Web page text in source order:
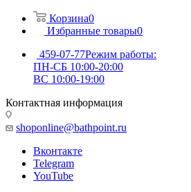
Корзина0
Избранные товары0
459-07-77Режим работы:
ПН-СБ 10:00-20:00
ВС 10:00-19:00
Контактная информация
shoponline@bathpoint.ru
Вконтакте
Telegram
YouTube